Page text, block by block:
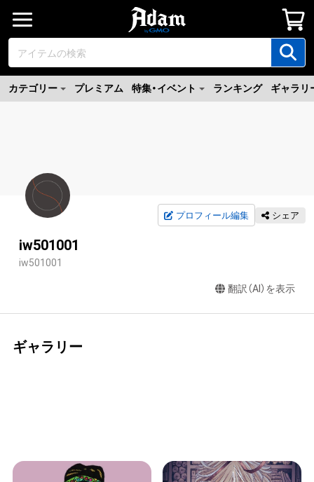
カテゴリー プレミアム 特集・イベント ランキング ギャラリ
プロフィール編集 シェア
iw501001
iw501001
翻訳（AI）を表示
ギャラリー
iw501001